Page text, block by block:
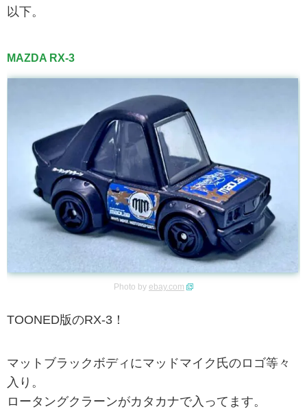
以下。
MAZDA RX-3
Photo by ebay.com
TOONED版のRX-3！
マットブラックボディにマッドマイク氏のロゴ等々
入り。
ロータングクラーンがカタカナで入ってます。